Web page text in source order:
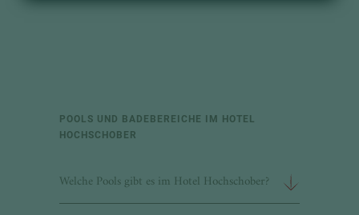
POOLS UND BADEBEREICHE IM HOTEL
HOCHSCHOBER
Welche Pools gibt es im Hotel Hochschober?